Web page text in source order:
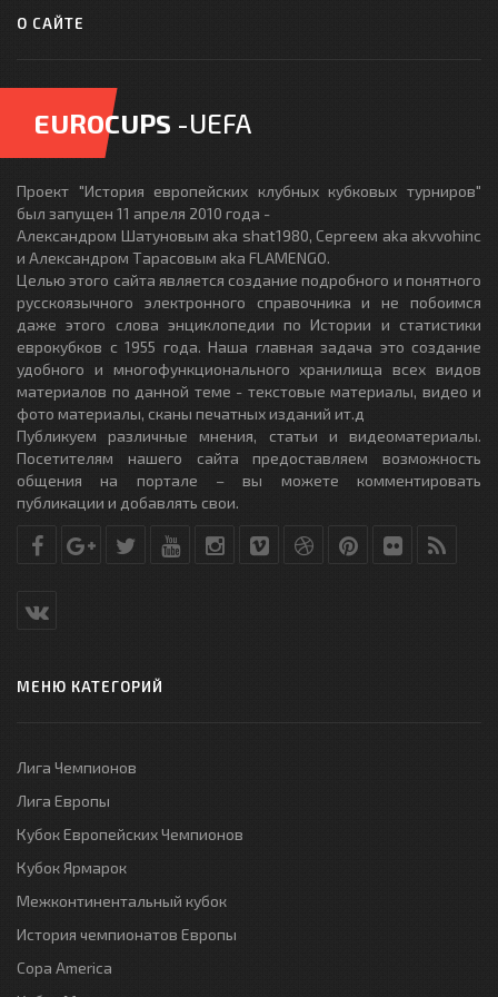
О САЙТЕ
EUROCUPS -UEFA
Проект "История европейских клубных кубковых турниров"
был запущен 11 апреля 2010 года -
Александром Шатуновым aka shat1980, Сергеем aka akvvohinc
и Александром Тарасовым aka FLAMENGO.
Целью этого сайта является создание подробного и понятного
русскоязычного электронного справочника и не побоимся
даже этого слова энциклопедии по Истории и статистики
еврокубков с 1955 года. Наша главная задача это создание
удобного и многофункционального хранилища всех видов
материалов по данной теме - текстовые материалы, видео и
фото материалы, сканы печатных изданий ит.д
Публикуем различные мнения, статьи и видеоматериалы.
Посетителям нашего сайта предоставляем возможность
общения на портале – вы можете комментировать
публикации и добавлять свои.
МЕНЮ КАТЕГОРИЙ
Лига Чемпионов
Лига Европы
Кубок Европейских Чемпионов
Кубок Ярмарок
Межконтинентальный кубок
История чемпионатов Европы
Copa America